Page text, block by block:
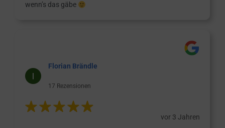
wenn’s das gäbe
Florian Brändle
17 Rezensionen
vor 3 Jahren